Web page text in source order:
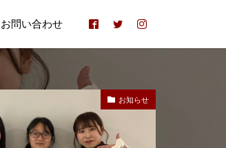
お問い合わせ
お知らせ